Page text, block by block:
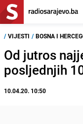
/ VIJESTI / BOSNA I
Od jutros
posljednjih
10.04.20. 10:50